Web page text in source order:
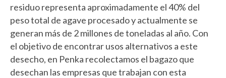
residuo representa aproximadamente el 40% del
peso total de agave procesado y actualmente se
generan más de 2 millones de toneladas al año. Con
el objetivo de encontrar usos alternativos a este
desecho, en Penka recolectamos el bagazo que
desechan las empresas que trabajan con esta